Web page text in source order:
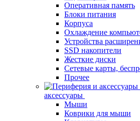
Оперативная память
Блоки питания
Корпуса
Охлаждение
Устройства
SSD накопители
Жесткие диски
Сетевые карты,
Прочее
аксессуары
Мыши
Коврики для мыши